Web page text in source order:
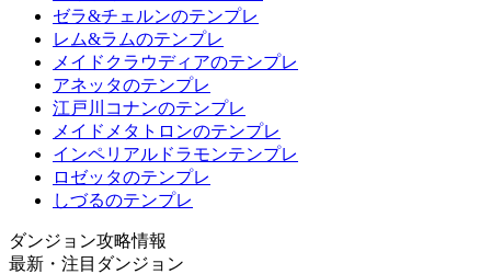
ゼラ&チェルンのテンプレ
レム&ラムのテンプレ
メイドクラウディアのテンプレ
アネッタのテンプレ
江戸川コナンのテンプレ
メイドメタトロンのテンプレ
インペリアルドラモンテンプレ
ロゼッタのテンプレ
しづるのテンプレ
ダンジョン攻略情報
最新・注目ダンジョン